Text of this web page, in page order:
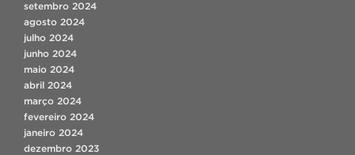
setembro 2024
agosto 2024
julho 2024
junho 2024
maio 2024
abril 2024
março 2024
fevereiro 2024
janeiro 2024
dezembro 2023